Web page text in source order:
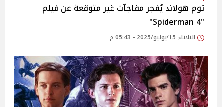
توم هولاند يُفجر مفاجآت غير متوقعة عن فيلم
"Spiderman 4"
الثلاثاء 15/يوليو/2025 - 05:43 م